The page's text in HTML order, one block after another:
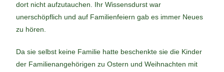
dort nicht aufzutauchen. Ihr Wissensdurst war
unerschöpflich und auf Familienfeiern gab es immer Neues
zu hören.
Da sie selbst keine Familie hatte beschenkte sie die Kinder
der Familienangehörigen zu Ostern und Weihnachten mit